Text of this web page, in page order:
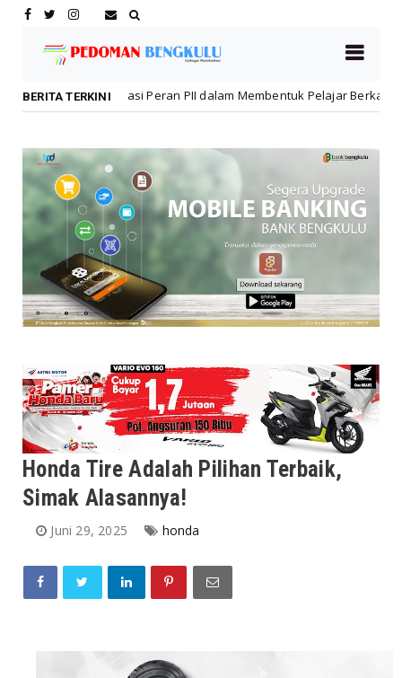
BERITA TERKINI
Peran PII dalam Membentuk Pelajar Berkarakter dan Berintegritas
Honda Tire Adalah Pilihan Terbaik,
Simak Alasannya!
Juni 29, 2025 honda